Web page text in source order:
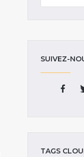
SUIVEZ-
TAGS